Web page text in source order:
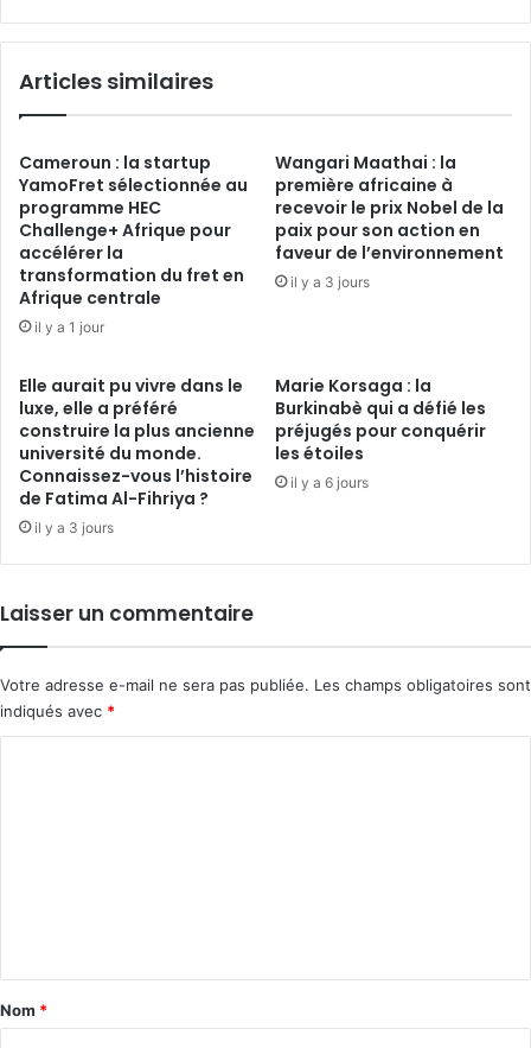
Articles similaires
Cameroun : la startup
YamoFret sélectionnée au
programme HEC
Challenge+ Afrique pour
accélérer la
transformation du fret en
Afrique centrale
il y a 1 jour
Wangari Maathai : la
première africaine à
recevoir le prix Nobel de la
paix pour son action en
faveur de l’environnement
il y a 3 jours
Elle aurait pu vivre dans le
luxe, elle a préféré
construire la plus ancienne
université du monde.
Connaissez-vous l’histoire
de Fatima Al-Fihriya ?
il y a 3 jours
Marie Korsaga : la
Burkinabè qui a défié les
préjugés pour conquérir
les étoiles
il y a 6 jours
Laisser un commentaire
Votre adresse e-mail ne sera pas publiée. Les champs obligatoires sont
indiqués avec *
a
Nom *